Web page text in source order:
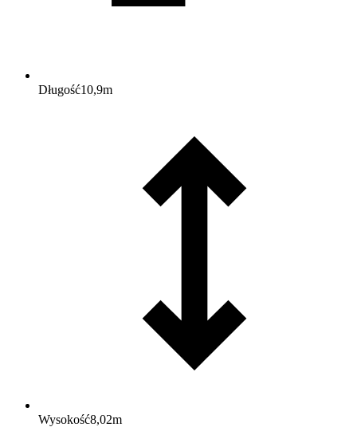
Długość10,9m
Wysokość8,02m